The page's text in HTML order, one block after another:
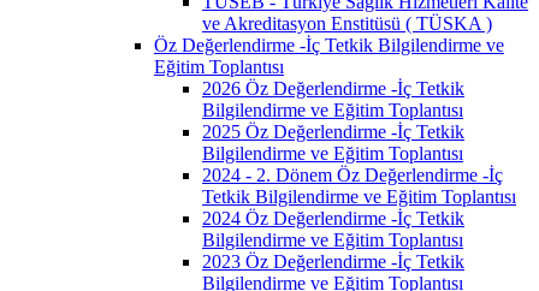
ve Akreditasyon Enstitüsü ( TÜSKA )
Öz Değerlendirme -İç Tetkik Bilgilendirme ve
Eğitim Toplantısı
2026 Öz Değerlendirme -İç Tetkik
Bilgilendirme ve Eğitim Toplantısı
2025 Öz Değerlendirme -İç Tetkik
Bilgilendirme ve Eğitim Toplantısı
2024 - 2. Dönem Öz Değerlendirme -İç
Tetkik Bilgilendirme ve Eğitim Toplantısı
2024 Öz Değerlendirme -İç Tetkik
Bilgilendirme ve Eğitim Toplantısı
2023 Öz Değerlendirme -İç Tetkik
Bilgilendirme ve Eğitim Toplantısı